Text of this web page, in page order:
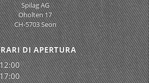
Spilag AG
Oholten 17
CH-5703 Seon
DI APERTURA